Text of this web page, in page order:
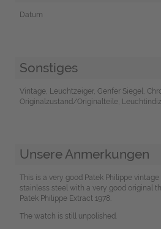
Datum
Sonstiges
Vintage, Leuchtzeiger, Genfer Siegel,
Originalzustand/Originalteile,
Unsere Anmerkungen
This is a very good Patek Philippe
stainless steel with a very good original
Patek Philippe Extract 1978.
The watch is still unpolished.